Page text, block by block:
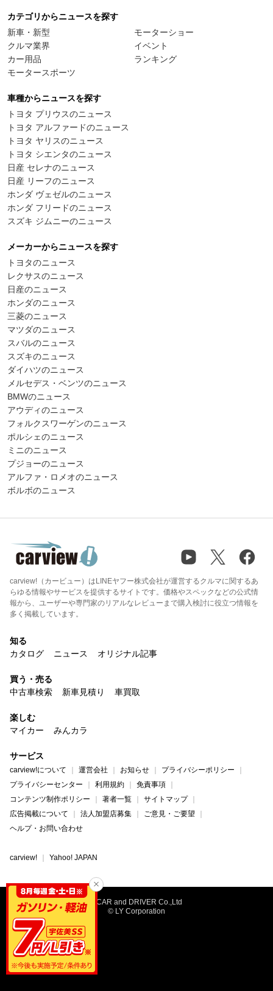
カテゴリからニュースを探す
新車・新型
クルマ業界
カー用品
モータースポーツ
モーターショー
イベント
ランキング
車種からニュースを探す
トヨタ プリウスのニュース
トヨタ アルファードのニュース
トヨタ ヤリスのニュース
トヨタ シエンタのニュース
日産 セレナのニュース
日産 リーフのニュース
ホンダ ヴェゼルのニュース
ホンダ フリードのニュース
スズキ ジムニーのニュース
メーカーからニュースを探す
トヨタのニュース
レクサスのニュース
日産のニュース
ホンダのニュース
三菱のニュース
マツダのニュース
スバルのニュース
スズキのニュース
ダイハツのニュース
メルセデス・ベンツのニュース
BMWのニュース
アウディのニュース
フォルクスワーゲンのニュース
ポルシェのニュース
ミニのニュース
プジョーのニュース
アルファ・ロメオのニュース
ボルボのニュース
carview!（カービュー）はLINEヤフー株式会社が運営するクルマに関するあ
らゆる情報やサービスを提供するサイトです。価格やスペックなどの公式情
報から、ユーザーや専門家のリアルなレビューまで購入検討に役立つ情報を
多く掲載しています。
知る
カタログ
ニュース オリジナル記事
買う・売る
中古車検索
新車見積り 車買取
楽しむ
マイカー
みんカラ
サービス
carview!について 運営会社 お知らせ
プライバシーポリシー
プライバシーセンター
利用規約
免責事項
コンテンツ制作ポリシー
著者一覧
サイトマップ
広告掲載について
法人加盟店募集
ご意見・ご要望
ヘルプ・お問い合わせ
carview! Yahoo! JAPAN
©CAR and DRIVER Co.,Ltd
© LY Corporation